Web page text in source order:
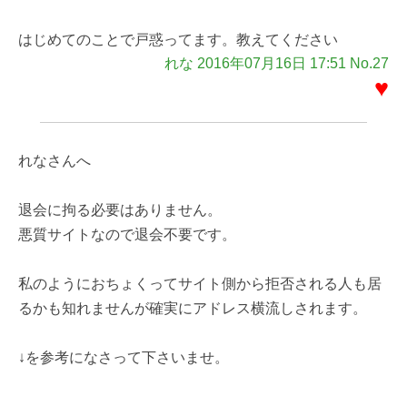
はじめてのことで戸惑ってます。教えてください
れな 2016年07月16日 17:51 No.27
♥
れなさんへ
退会に拘る必要はありません。
悪質サイトなので退会不要です。
私のようにおちょくってサイト側から拒否される人も居
るかも知れませんが確実にアドレス横流しされます。
↓を参考になさって下さいませ。